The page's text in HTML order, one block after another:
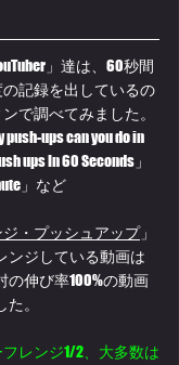
」達は、60秒間
記録を出しているの
で調べてみました。
ups can you do in
ups In 60 Seconds」
」など
・プッシュアップ」
ンジしている動画は
の伸び率100%の動画
。
レンジ1/2、大多数は